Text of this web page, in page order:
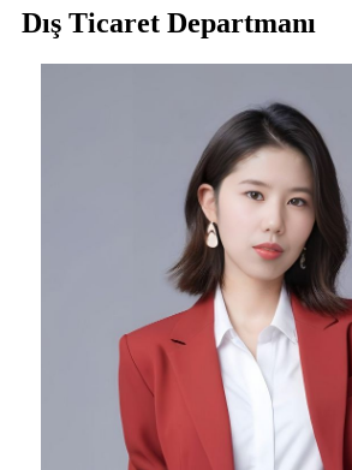
Dış Ticaret Departmanı